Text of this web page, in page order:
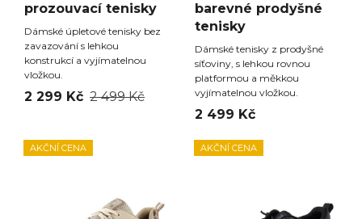
prozouvací tenisky
Dámské úpletové tenisky bez
zavazování s lehkou
konstrukcí a vyjímatelnou
vložkou.
2 299 Kč 2 499 Kč
barevné prodyšné
tenisky
Dámské tenisky z prodyšné
síťoviny, s lehkou rovnou
platformou a měkkou
vyjímatelnou vložkou.
2 499 Kč
AKČNÍ CENA AKČNÍ CENA